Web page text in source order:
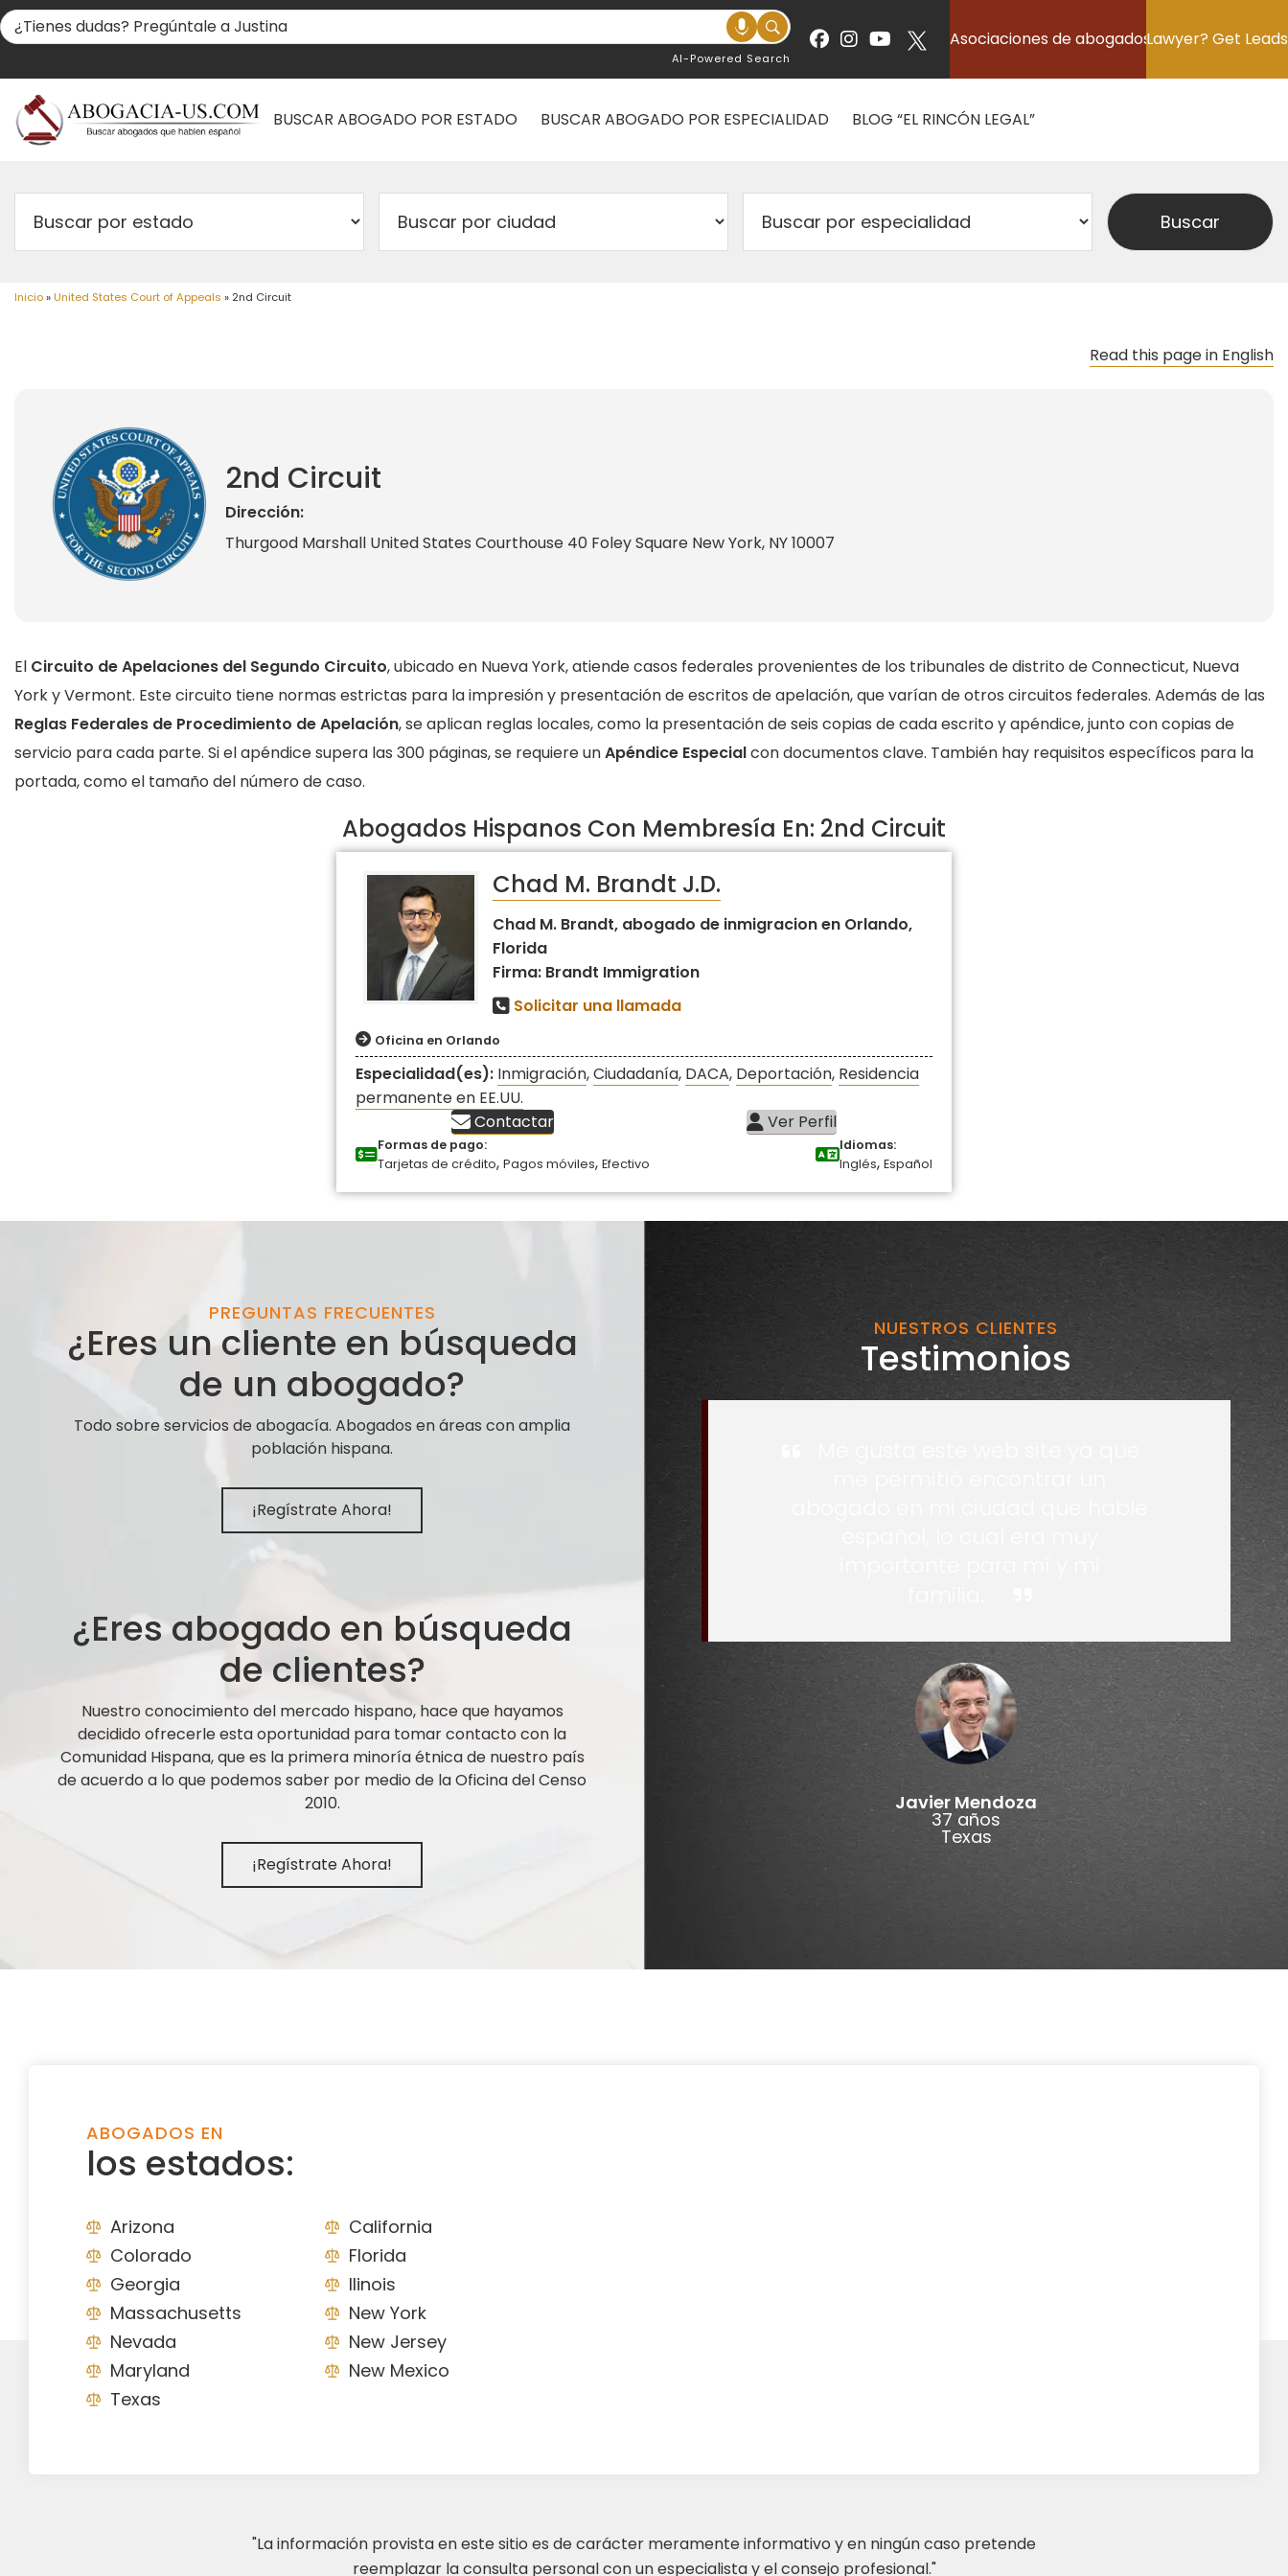
AI-Powered Search
Asociaciones de abogadosLawyer? Get Leads
BUSCAR ABOGADO POR ESTADO BUSCAR ABOGADO POR ESPECIALIDAD BLOG “EL RINCÓN LEGAL”
Inicio»United States Court of Appeals » 2nd Circuit
Read this page in English
2nd Circuit
Dirección:
Thurgood Marshall United States Courthouse 40 Foley Square New York, NY 10007
El Circuito de Apelaciones del Segundo Circuito, ubicado en Nueva York, atiende casos federales provenientes de los tribunales de distrito de Connecticut, Nueva
York y Vermont. Este circuito tiene normas estrictas para la impresión y presentación de escritos de apelación, que varían de otros circuitos federales. Además de las
Reglas Federales de Procedimiento de Apelación, se aplican reglas locales, como la presentación de seis copias de cada escrito y apéndice, junto con copias de
servicio para cada parte. Si el apéndice supera las 300 páginas, se requiere unApéndice Especialcon documentos clave. También hay requisitos específicos para la
portada, como el tamaño del número de caso.
Abogados Hispanos Con Membresía En: 2nd Circuit
Chad M. Brandt J.D.
Chad M. Brandt, abogado de inmigracion en Orlando,
Florida
Firma: Brandt Immigration
Solicitar una llamada
Oficina en Orlando
Especialidad(es): Inmigración,Ciudadanía, DACA, Deportación, Residencia
permanente en EE.UU.
Contactar
Ver Perfil
Formas de pago:
Tarjetas de crédito, Pagos móviles, Efectivo
Idiomas:
Inglés, Español
PREGUNTAS FRECUENTES
¿Eres un cliente en búsqueda
de un abogado?
Todo sobre servicios de abogacía. Abogados en áreas con amplia
población hispana.
¡Regístrate Ahora!
¿Eres abogado en búsqueda
de clientes?
Nuestro conocimiento del mercado hispano, hace que hayamos
decidido ofrecerle esta oportunidad para tomar contacto con la
Comunidad Hispana, que es la primera minoría étnica de nuestro país
de acuerdo a lo que podemos saber por medio de la Oficina del Censo
2010.
¡Regístrate Ahora!
NUESTROS CLIENTES
Testimonios
Javier Mendoza
37 años
Texas
ABOGADOS EN
los estados:
Arizona
California
Colorado
Florida
Georgia
Ilinois
Massachusetts
New York
Nevada
New Jersey
Maryland
New Mexico
Texas
"La información provista en este sitio es de carácter meramente informativo y en ningún caso pretende
reemplazar la consulta personal con un especialista y el consejo profesional."